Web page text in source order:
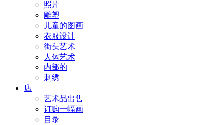
照片
雕塑
儿童的图画
衣服设计
街头艺术
人体艺术
内部的
刺绣
店
艺术品出售
订购一幅画
目录